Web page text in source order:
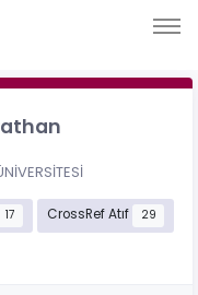
17 CrossRef Atıf 29